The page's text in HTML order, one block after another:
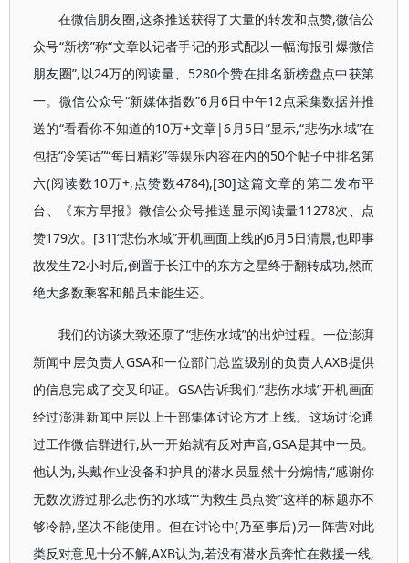
在微信朋友圈,这条推送获得了大量的转发和点赞,微信公
众号“新榜”称“文章以记者手记的形式配以一幅海报引爆微信
朋友圈”,以24万的阅读量、5280个赞在排名新榜盘点中获第
一。微信公众号“新媒体指数”6月6日中午12点采集数据并推
送的“看看你不知道的10万+文章|6月5日”显示,“悲伤水域”在
包括“冷笑话”“每日精彩”等娱乐内容在内的50个帖子中排名第
六(阅读数10万+,点赞数4784),[30]这篇文章的第二发布平
台、《东方早报》微信公众号推送显示阅读量11278次、点
赞179次。[31]“悲伤水域”开机画面上线的6月5日清晨,也即事
故发生72小时后,倒置于长江中的东方之星终于翻转成功,然而
绝大多数乘客和船员未能生还。
我们的访谈大致还原了“悲伤水域”的出炉过程。一位澎湃
新闻中层负责人GSA和一位部门总监级别的负责人AXB提供
的信息完成了交叉印证。GSA告诉我们,“悲伤水域”开机画面
经过澎湃新闻中层以上干部集体讨论方才上线。这场讨论通
过工作微信群进行,从一开始就有反对声音,GSA是其中一员。
他认为,头戴作业设备和护具的潜水员显然十分煽情,“感谢你
无数次游过那么悲伤的水域”“为救生员点赞”这样的标题亦不
够冷静,坚决不能使用。但在讨论中(乃至事后)另一阵营对此
类反对意见十分不解,AXB认为,若没有潜水员奔忙在救援一线,